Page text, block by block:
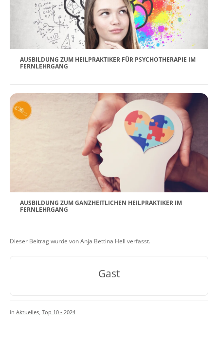
AUSBILDUNG ZUM HEILPRAKTIKER FÜR PSYCHOTHERAPIE IM
FERNLEHRGANG
AUSBILDUNG ZUM GANZHEITLICHEN HEILPRAKTIKER IM
FERNLEHRGANG
Dieser Beitrag wurde von Anja Bettina Hell verfasst.
Gast
in Aktuelles, Top 10 - 2024